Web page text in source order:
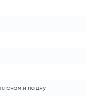
и по дну